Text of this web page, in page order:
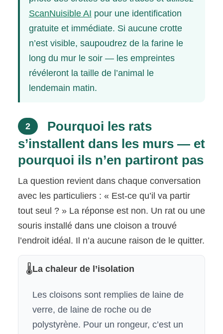
ScanNuisible AI pour une identification
gratuite et immédiate. Si aucune crotte
n’est visible, saupoudrez de la farine le
long du mur le soir — les empreintes
révéleront la taille de l’animal le
lendemain matin.
2
Pourquoi les rats
s’installent dans les murs — et
pourquoi ils n’en partiront pas
La question revient dans chaque conversation
avec les particuliers : « Est-ce qu’il va partir
tout seul ? » La réponse est non. Un rat ou une
souris installé dans une cloison a trouvé
l’endroit idéal. Il n’a aucune raison de le quitter.
🌡️La chaleur de l’isolation
Les cloisons sont remplies de laine de
verre, de laine de roche ou de
polystyrène. Pour un rongeur, c’est un